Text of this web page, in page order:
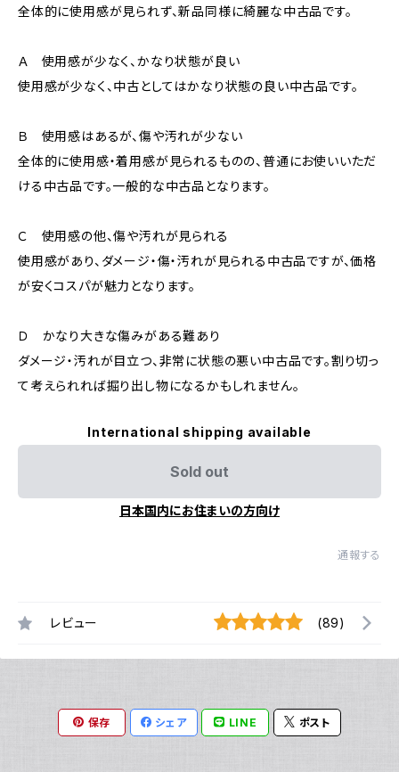
全体的に使用感が見られず、新品同様に綺麗な中古品です。
Ａ 使用感が少なく、かなり状態が良い
使用感が少なく、中古としてはかなり状態の良い中古品です。
Ｂ 使用感はあるが、傷や汚れが少ない
全体的に使用感・着用感が見られるものの、普通にお使いいただ
ける中古品です。一般的な中古品となります。
Ｃ 使用感の他、傷や汚れが見られる
使用感があり、ダメージ・傷・汚れが見られる中古品ですが、価格
が安くコスパが魅力となります。
Ｄ かなり大きな傷みがある難あり
ダメージ・汚れが目立つ、非常に状態の悪い中古品です。割り切っ
て考えられれば掘り出し物になるかもしれません。
International shipping available
Sold out
日本国内にお住まいの方向け
通報する
レビュー (89)
保存 シェア LINE ポスト